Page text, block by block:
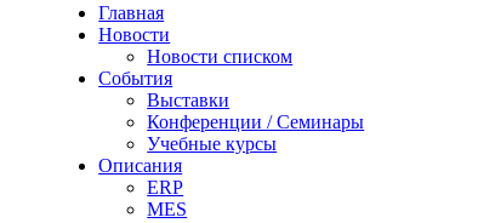
Главная
Новости
Новости списком
События
Выставки
Конференции / Семинары
Учебные курсы
Описания
ERP
MES